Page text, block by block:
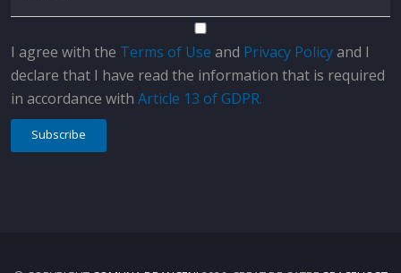
I agree with the Terms of Use and Privacy Policyand I
declare that I have read the information that is required
in accordance with Article 13 of GDPR.
Subscribe